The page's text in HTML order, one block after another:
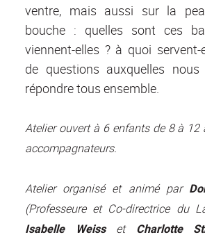
ventre, mais aussi sur la
bouche : quelles sont ces
viennent-elles ? à quoi
de questions auxquelles nous
répondre tous ensemble.
Atelier ouvert à 6 enfants de 8 à 12
accompagnateurs.
Atelier organisé et animé par
(Professeure et Co-directrice du
Isabelle Weisset Charlotte